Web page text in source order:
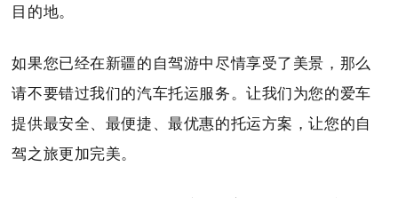
目的地。
如果您已经在新疆的自驾游中尽情享受了美景，那么
请不要错过我们的汽车托运服务。让我们为您的爱车
提供最安全、最便捷、最优惠的托运方案，让您的自
驾之旅更加完美。